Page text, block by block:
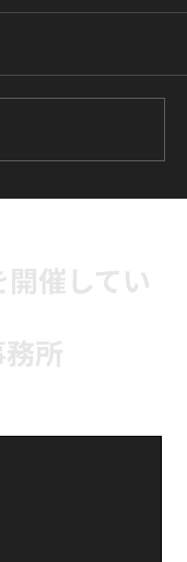
催してい
所